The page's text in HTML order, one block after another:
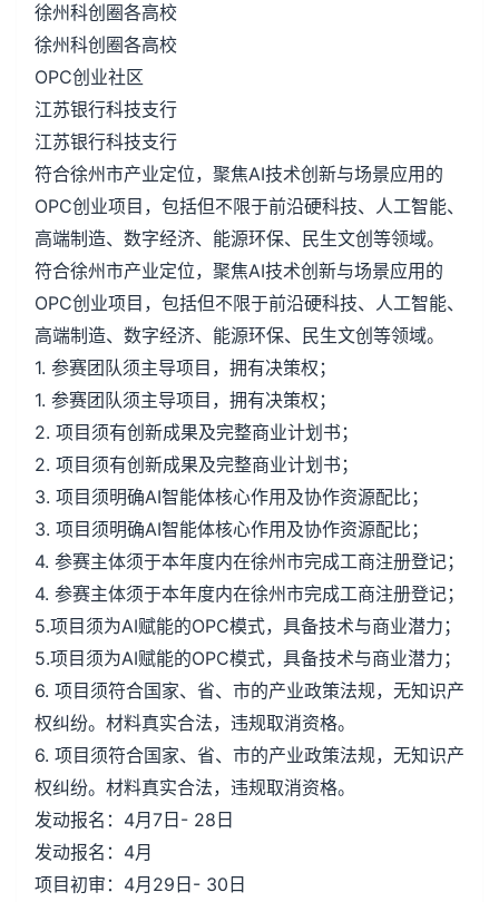
徐州科创圈各高校
徐州科创圈各高校
OPC创业社区
江苏银行科技支行
江苏银行科技支行
符合徐州市产业定位，聚焦AI技术创新与场景应用的
OPC创业项目，包括但不限于前沿硬科技、人工智能、
高端制造、数字经济、能源环保、民生文创等领域。
符合徐州市产业定位，聚焦AI技术创新与场景应用的
OPC创业项目，包括但不限于前沿硬科技、人工智能、
高端制造、数字经济、能源环保、民生文创等领域。
1. 参赛团队须主导项目，拥有决策权；
1. 参赛团队须主导项目，拥有决策权；
2. 项目须有创新成果及完整商业计划书；
2. 项目须有创新成果及完整商业计划书；
3. 项目须明确AI智能体核心作用及协作资源配比；
3. 项目须明确AI智能体核心作用及协作资源配比；
4. 参赛主体须于本年度内在徐州市完成工商注册登记；
4. 参赛主体须于本年度内在徐州市完成工商注册登记；
5.项目须为AI赋能的OPC模式，具备技术与商业潜力；
5.项目须为AI赋能的OPC模式，具备技术与商业潜力；
6. 项目须符合国家、省、市的产业政策法规，无知识产
权纠纷。材料真实合法，违规取消资格。
6. 项目须符合国家、省、市的产业政策法规，无知识产
权纠纷。材料真实合法，违规取消资格。
发动报名：4月7日- 28日
发动报名：4月
项目初审：4月29日- 30日